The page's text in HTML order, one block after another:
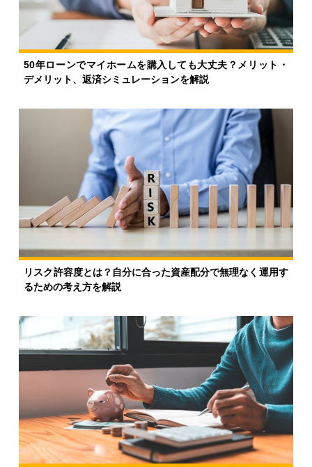
50年ローンでマイホームを購入しても大丈夫？メリット・
デメリット、返済シミュレーションを解説
リスク許容度とは？自分に合った資産配分で無理なく運用す
るための考え方を解説